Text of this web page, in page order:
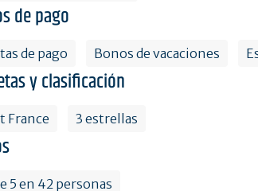
de pago
de pago Bonos de vacaciones
y clasificación
France 3 estrellas
5 en 42 personas